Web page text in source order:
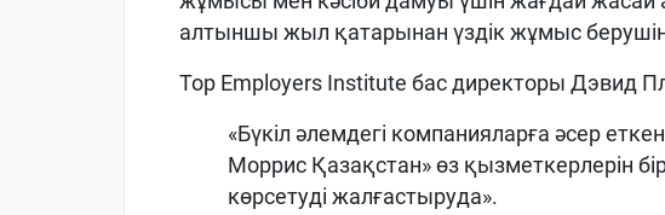
алтыншы жыл қатарынан үздік жұмыс
Top Employers Institute басдиректоры Дэвид
«Бүкіл әлемдегі компанияларға әсереткен
Моррис Қазақстан»өз қызметкерлерін
көрсетуді жалғастыруда».